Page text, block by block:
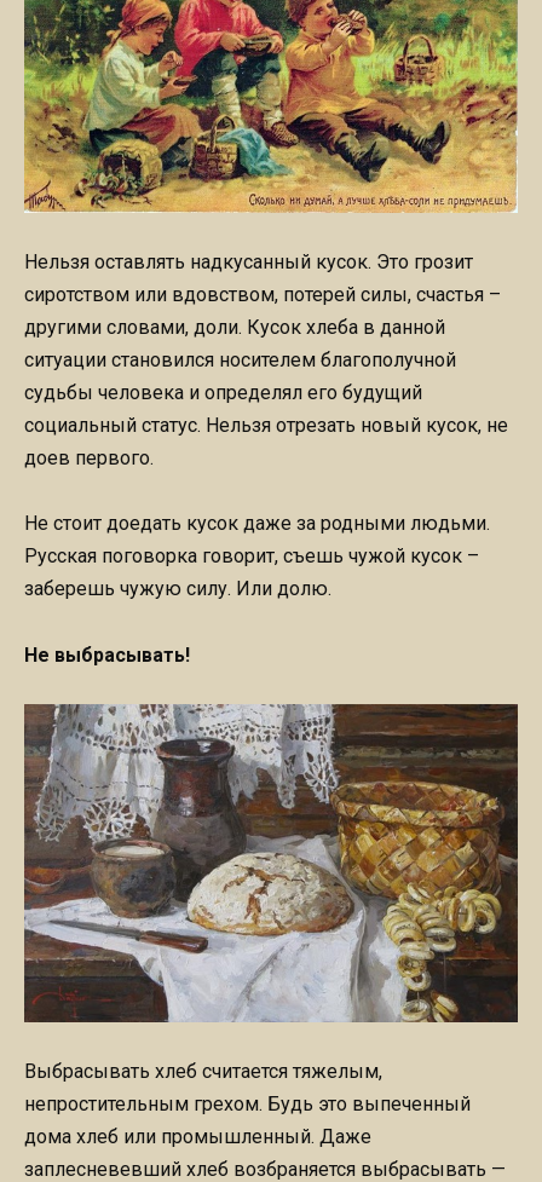
Нельзя оставлять надкусанный кусок. Это грозит
сиротством или вдовством, потерей силы, счастья –
другими словами, доли. Кусок хлеба в данной
ситуации становился носителем благополучной
судьбы человека и определял его будущий
социальный статус. Нельзя отрезать новый кусок, не
доев первого.
Не стоит доедать кусок даже за родными людьми.
Русская поговорка говорит, съешь чужой кусок –
заберешь чужую силу. Или долю.
Не выбрасывать!
Выбрасывать хлеб считается тяжелым,
непростительным грехом. Будь это выпеченный
дома хлеб или промышленный. Даже
заплесневевший хлеб возбраняется выбрасывать —